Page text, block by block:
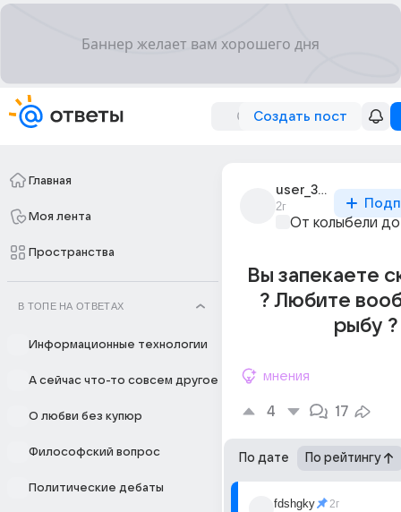
Создать пост
Главная
Моя лента
Пространства
В ТОПЕ НА ОТВЕТАХ
Информационные технологии
А сейчас что-то совсем другое
О любви без купюр
Философский вопрос
Политические дебаты
user_313251604
2г
От колыбели
Вы запекаете
? Любите
рыбу ?
мнения
4 17
По дате По рейтингу
fdshgky 2г